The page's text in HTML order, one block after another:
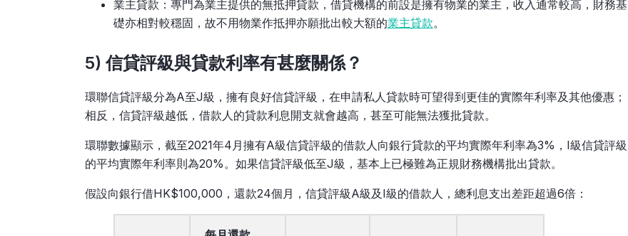
業主貸款：專門為業主提供的無抵押貸款，借貸機構的前設是擁有物業的業主，收入通常較高，財務基
礎亦相對較穩固，故不用物業作抵押亦願批出較大額的業主貸款。
5) 信貸評級與貸款利率有甚麼關係？
環聯信貸評級分為A至J級，擁有良好信貸評級，在申請私人貸款時可望得到更佳的實際年利率及其他優惠；
相反，信貸評級越低，借款人的貸款利息開支就會越高，甚至可能無法獲批貸款。
環聯數據顯示，截至2021年4月擁有A級信貸評級的借款人向銀行貸款的平均實際年利率為3%，I級信貸評級
的平均實際年利率則為20%。如果信貸評級低至J級，基本上已極難為正規財務機構批出貸款。
假設向銀行借HK$100,000，還款24個月，信貸評級A級及I級的借款人，總利息支出差距超過6倍：